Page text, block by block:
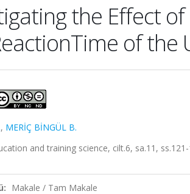
the Effect
of the
, MERİÇ BİNGÜL B.
and training science, cilt.6, sa.11,
Makale / Tam Makale